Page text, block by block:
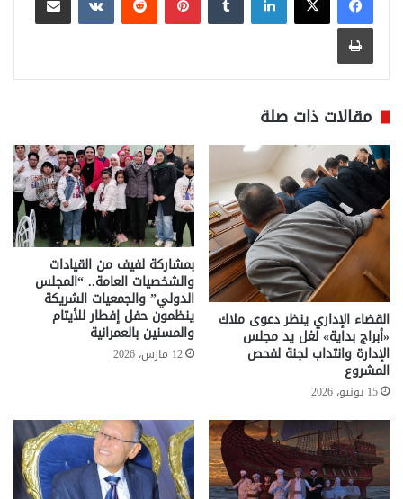
طباعة
مقالات ذات صلة
القضاء الإداري ينظر دعوى ملاك
«أبراج بداية» لغل يد مجلس
الإدارة وانتداب لجنة لفحص
المشروع
15 يونيو، 2026
بمشاركة لفيف من القيادات
والشخصيات العامة.. “المجلس
الدولي” والجمعيات الشريكة
ينظمون حفل إفطار للأيتام
والمسنين بالعمرانية
12 مارس، 2026